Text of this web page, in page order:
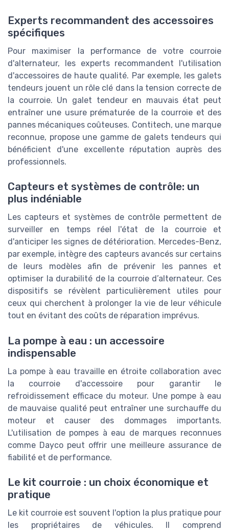
Experts recommandent des accessoires
spécifiques
Pour maximiser la performance de votre courroie
d'alternateur, les experts recommandent l'utilisation
d'accessoires de haute qualité. Par exemple, les galets
tendeurs jouent un rôle clé dans la tension correcte de
la courroie. Un galet tendeur en mauvais état peut
entraîner une usure prématurée de la courroie et des
pannes mécaniques coûteuses. Contitech, une marque
reconnue, propose une gamme de galets tendeurs qui
bénéficient d'une excellente réputation auprès des
professionnels.
Capteurs et systèmes de contrôle: un
plus indéniable
Les capteurs et systèmes de contrôle permettent de
surveiller en temps réel l'état de la courroie et
d'anticiper les signes de détérioration. Mercedes-Benz,
par exemple, intègre des capteurs avancés sur certains
de leurs modèles afin de prévenir les pannes et
optimiser la durabilité de la courroie d’alternateur. Ces
dispositifs se révèlent particulièrement utiles pour
ceux qui cherchent à prolonger la vie de leur véhicule
tout en évitant des coûts de réparation imprévus.
La pompe à eau : un accessoire
indispensable
La pompe à eau travaille en étroite collaboration avec
la courroie d'accessoire pour garantir le
refroidissement efficace du moteur. Une pompe à eau
de mauvaise qualité peut entraîner une surchauffe du
moteur et causer des dommages importants.
L'utilisation de pompes à eau de marques reconnues
comme Dayco peut offrir une meilleure assurance de
fiabilité et de performance.
Le kit courroie : un choix économique et
pratique
Le kit courroie est souvent l'option la plus pratique pour
les propriétaires de véhicules. Il comprend